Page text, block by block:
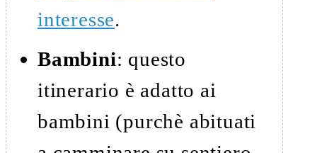
interesse.
Bambini: questo
itinerario è adatto ai
bambini (purchè abituati